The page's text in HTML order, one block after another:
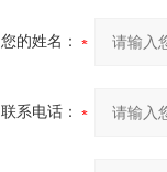
您的姓名：
联系电话：